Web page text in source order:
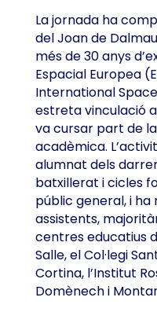
La jornada ha
del Joan de
més de 30 anys
Espacial Europea
International
estreta vinculació
va cursar part de
acadèmica.
alumnat dels
batxillerat i cicles
públic general, i
assistents,
centres educatius
Salle, el Col·legi
Cortina, l’Institut
Domènech i